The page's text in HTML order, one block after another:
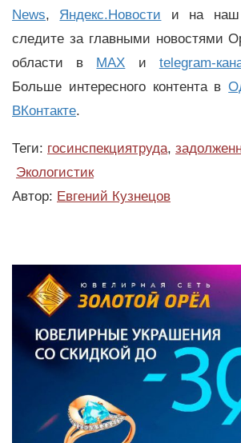
News, Яндекс.Новости и на
следите за главными новостями
области в MAX и telegram-
Больше интересного контента в
ВКонтакте.
Теги: госинспекциятруда,
Экологистик
Автор: Евгений Кузнецов